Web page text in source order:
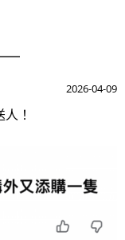
2026-04-09
！